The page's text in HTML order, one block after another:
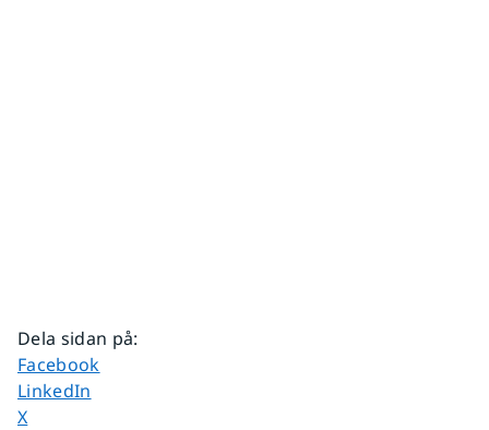
Dela sidan på:
Dela sidan på
Facebook
Dela sidan på
LinkedIn
Dela sidan på
X